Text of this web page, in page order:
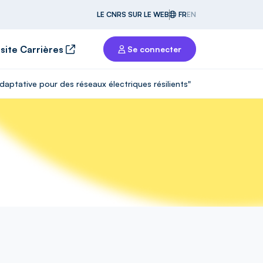
LE CNRS SUR LE WEB FREN
Carrières Se connecter
pour des réseaux électriques résilients"